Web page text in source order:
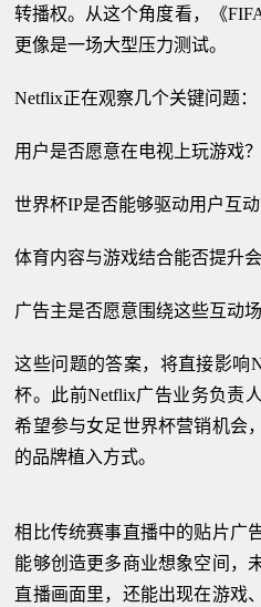
转播权。从这个角度看，《FIFA
更像是一场大型压力测试。
Netflix正在观察几个关键问题：
用户是否愿意在电视上玩游戏？
世界杯IP是否能够驱动用户互动
体育内容与游戏结合能否提升会
广告主是否愿意围绕这些互动
这些问题的答案，将直接影响
杯。此前Netflix广告业务负责
希望参与女足世界杯营销机会
的品牌植入方式。
相比传统赛事直播中的贴片广
能够创造更多商业想象空间，
直播画面里，还能出现在游戏